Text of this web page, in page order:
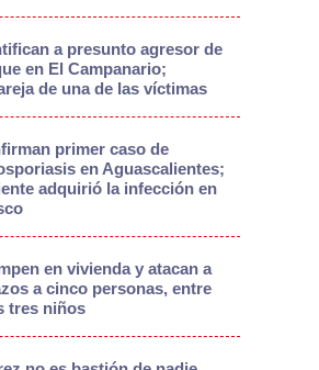
a presunto agresor de
en El Campanario;
de una de las víctimas
primer caso de
en Aguascalientes;
adquirió la infección en
en vivienda y atacan a
a cinco personas, entre
tres niños